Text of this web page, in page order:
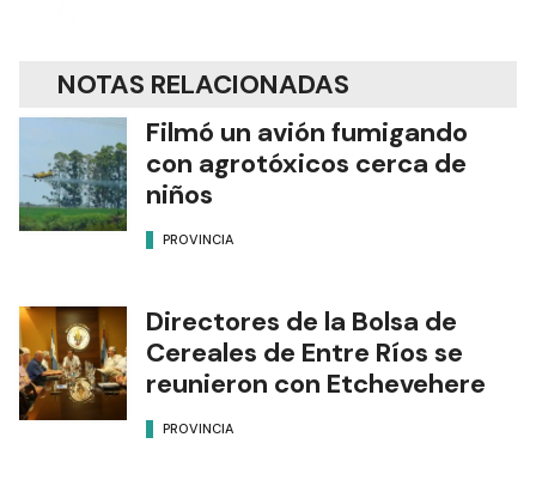
NOTAS RELACIONADAS
Filmó un avión fumigando
con agrotóxicos cerca de
niños
PROVINCIA
Directores de la Bolsa de
Cereales de Entre Ríos se
reunieron con Etchevehere
PROVINCIA